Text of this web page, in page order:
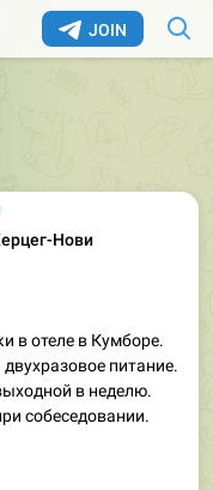
JOIN
Нови
в отеле в Кумборе.
питание.
в неделю.
собеседовании.